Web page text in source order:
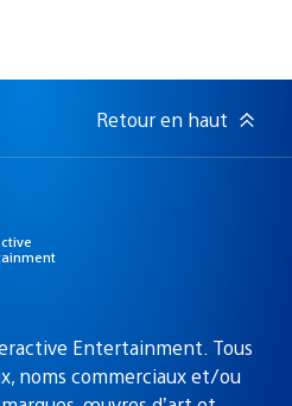
Retour en haut
Entertainment. Tous
noms commerciaux et/ou